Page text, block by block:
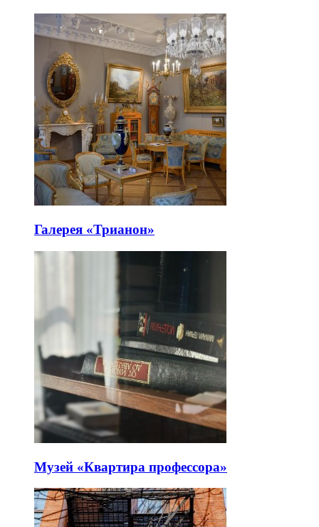
Галерея «Трианон»
Музей «Квартира профессора»